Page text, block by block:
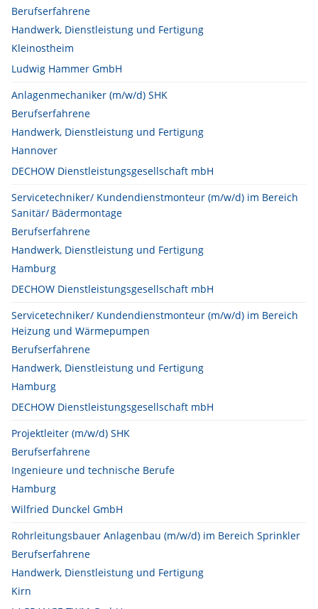
Berufserfahrene
Handwerk, Dienstleistung und Fertigung
Kleinostheim
Ludwig Hammer GmbH
Anlagenmechaniker (m/w/d) SHK
Berufserfahrene
Handwerk, Dienstleistung und Fertigung
Hannover
DECHOW Dienstleistungsgesellschaft mbH
Servicetechniker/ Kundendienstmonteur (m/w/d) im Bereich
Sanitär/ Bädermontage
Berufserfahrene
Handwerk, Dienstleistung und Fertigung
Hamburg
DECHOW Dienstleistungsgesellschaft mbH
Servicetechniker/ Kundendienstmonteur (m/w/d) im Bereich
Heizung und Wärmepumpen
Berufserfahrene
Handwerk, Dienstleistung und Fertigung
Hamburg
DECHOW Dienstleistungsgesellschaft mbH
Projektleiter (m/w/d) SHK
Berufserfahrene
Ingenieure und technische Berufe
Hamburg
Wilfried Dunckel GmbH
Rohrleitungsbauer Anlagenbau (m/w/d) im Bereich Sprinkler
Berufserfahrene
Handwerk, Dienstleistung und Fertigung
Kirn